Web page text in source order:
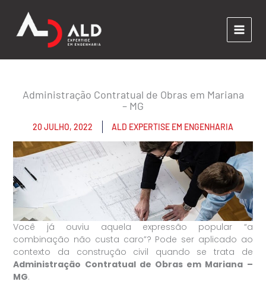
Administração Contratual de Obras em Mariana
– MG
20 JULHO, 2022 ALD EXPERTISE EM ENGENHARIA
Você já ouviu aquela expressão popular “a
combinação não custa caro”? Pode ser aplicado ao
contexto da construção civil quando se trata de
Administração Contratual de Obras em Mariana –
MG.